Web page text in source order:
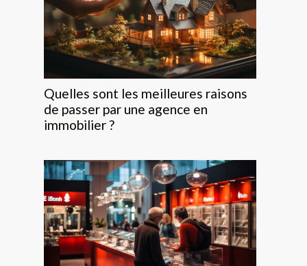
Quelles sont les meilleures raisons
de passer par une agence en
immobilier ?